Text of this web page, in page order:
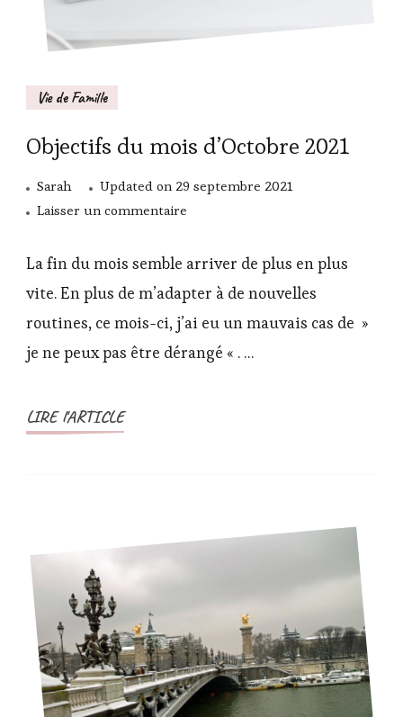
Vie de Famille
Objectifs du mois d’Octobre 2021
Sarah Updated on 29 septembre 2021
Laisser un commentaire
du
d’Octobre
2021
La fin du mois semble arriver de plus en plus
vite. En plus de m’adapter à de nouvelles
routines, ce mois-ci, j’ai eu un mauvais cas de »
je ne peux pas être dérangé « . …
LIRE l'ARTICLE